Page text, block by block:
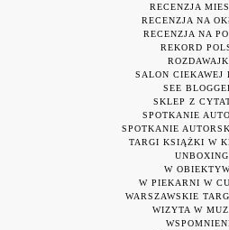
RECENZJA
RECENZJA NA
RECENZJA NA
REKORD
SALON CIEKAWEJ
SEE
SKLEP Z
SPOTKANIE
SPOTKANIE
TARGI KSIĄŻKI W
UNBOXING
W
W PIEKARNI W
WARSZAWSKIE
WIZYTA W